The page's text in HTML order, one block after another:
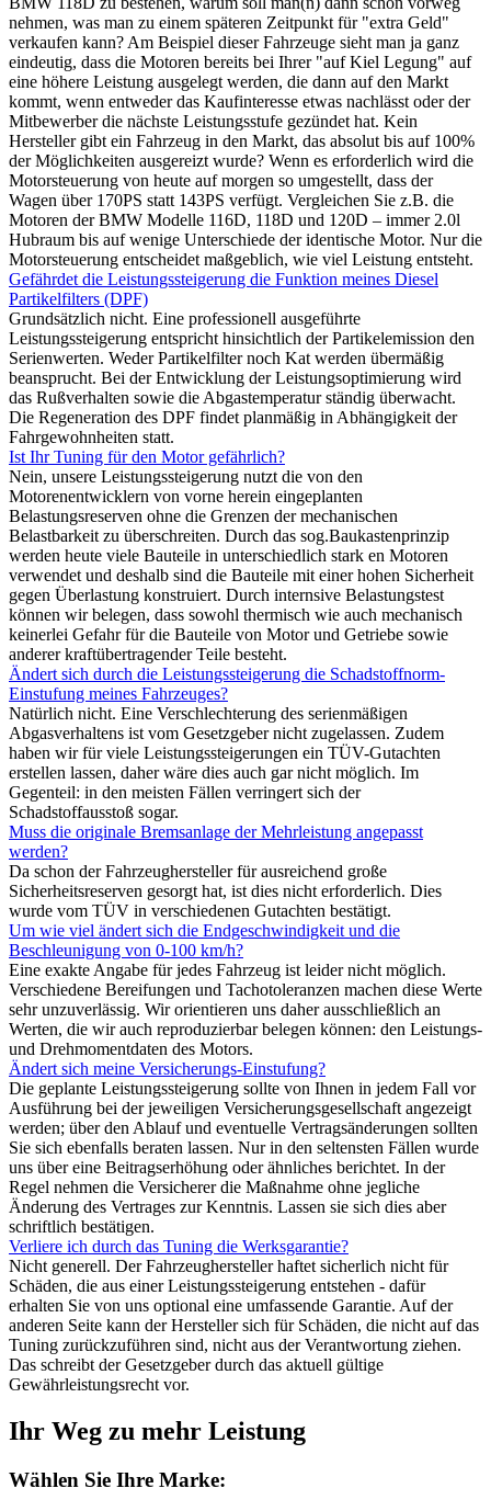
nehmen, was man zu einem späteren Zeitpunkt für "extra Geld"
verkaufen kann? Am Beispiel dieser Fahrzeuge sieht man ja ganz
eindeutig, dass die Motoren bereits bei Ihrer "auf Kiel Legung" auf
eine höhere Leistung ausgelegt werden, die dann auf den Markt
kommt, wenn entweder das Kaufinteresse etwas nachlässt oder der
Mitbewerber die nächste Leistungsstufe gezündet hat. Kein
Hersteller gibt ein Fahrzeug in den Markt, das absolut bis auf 100%
der Möglichkeiten ausgereizt wurde? Wenn es erforderlich wird die
Motorsteuerung von heute auf morgen so umgestellt, dass der
Wagen über 170PS statt 143PS verfügt. Vergleichen Sie z.B. die
Motoren der BMW Modelle 116D, 118D und 120D – immer 2.0l
Hubraum bis auf wenige Unterschiede der identische Motor. Nur die
Motorsteuerung entscheidet maßgeblich, wie viel Leistung entsteht.
Gefährdet die Leistungssteigerung die Funktion meines Diesel
Partikelfilters (DPF)
Grundsätzlich nicht. Eine professionell ausgeführte
Leistungssteigerung entspricht hinsichtlich der Partikelemission den
Serienwerten. Weder Partikelfilter noch Kat werden übermäßig
beansprucht. Bei der Entwicklung der Leistungsoptimierung wird
das Rußverhalten sowie die Abgastemperatur ständig überwacht.
Die Regeneration des DPF findet planmäßig in Abhängigkeit der
Fahrgewohnheiten statt.
Ist Ihr Tuning für den Motor gefährlich?
Nein, unsere Leistungssteigerung nutzt die von den
Motorenentwicklern von vorne herein eingeplanten
Belastungsreserven ohne die Grenzen der mechanischen
Belastbarkeit zu überschreiten. Durch das sog.Baukastenprinzip
werden heute viele Bauteile in unterschiedlich stark en Motoren
verwendet und deshalb sind die Bauteile mit einer hohen Sicherheit
gegen Überlastung konstruiert. Durch internsive Belastungstest
können wir belegen, dass sowohl thermisch wie auch mechanisch
keinerlei Gefahr für die Bauteile von Motor und Getriebe sowie
anderer kraftübertragender Teile besteht.
Ändert sich durch die Leistungssteigerung die Schadstoffnorm-
Einstufung meines Fahrzeuges?
Natürlich nicht. Eine Verschlechterung des serienmäßigen
Abgasverhaltens ist vom Gesetzgeber nicht zugelassen. Zudem
haben wir für viele Leistungssteigerungen ein TÜV-Gutachten
erstellen lassen, daher wäre dies auch gar nicht möglich. Im
Gegenteil: in den meisten Fällen verringert sich der
Schadstoffausstoß sogar.
Muss die originale Bremsanlage der Mehrleistung angepasst
werden?
Da schon der Fahrzeughersteller für ausreichend große
Sicherheitsreserven gesorgt hat, ist dies nicht erforderlich. Dies
wurde vom TÜV in verschiedenen Gutachten bestätigt.
Um wie viel ändert sich die Endgeschwindigkeit und die
Beschleunigung von 0-100 km/h?
Eine exakte Angabe für jedes Fahrzeug ist leider nicht möglich.
Verschiedene Bereifungen und Tachotoleranzen machen diese Werte
sehr unzuverlässig. Wir orientieren uns daher ausschließlich an
Werten, die wir auch reproduzierbar belegen können: den Leistungs-
und Drehmomentdaten des Motors.
Ändert sich meine Versicherungs-Einstufung?
Die geplante Leistungssteigerung sollte von Ihnen in jedem Fall vor
Ausführung bei der jeweiligen Versicherungsgesellschaft angezeigt
werden; über den Ablauf und eventuelle Vertragsänderungen sollten
Sie sich ebenfalls beraten lassen. Nur in den seltensten Fällen wurde
uns über eine Beitragserhöhung oder ähnliches berichtet. In der
Regel nehmen die Versicherer die Maßnahme ohne jegliche
Änderung des Vertrages zur Kenntnis. Lassen sie sich dies aber
schriftlich bestätigen.
Verliere ich durch das Tuning die Werksgarantie?
Nicht generell. Der Fahrzeughersteller haftet sicherlich nicht für
Schäden, die aus einer Leistungssteigerung entstehen - dafür
erhalten Sie von uns optional eine umfassende Garantie. Auf der
anderen Seite kann der Hersteller sich für Schäden, die nicht auf das
Tuning zurückzuführen sind, nicht aus der Verantwortung ziehen.
Das schreibt der Gesetzgeber durch das aktuell gültige
Gewährleistungsrecht vor.
Ihr Weg zu mehr Leistung
Wählen Sie Ihre Marke: